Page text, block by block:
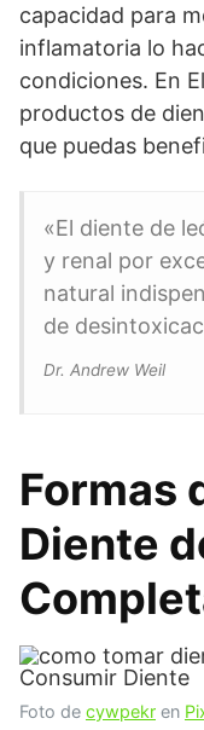
capacidad para
inflamatoria lo
condiciones. En
productos de
que puedas
«El diente de
y renal por
natural
de
Dr. Andrew Weil
Formas
Diente
Foto de cywpekr en